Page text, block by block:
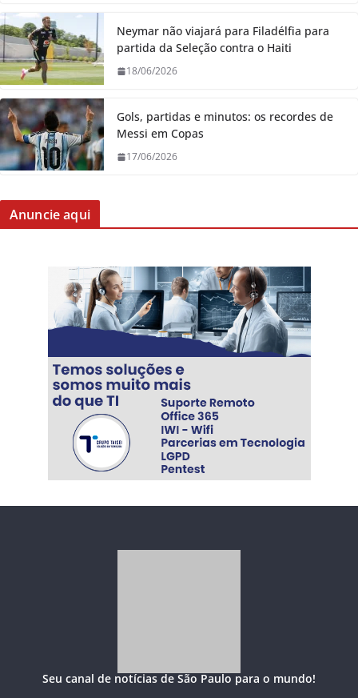
Neymar não viajará para Filadélfia para
partida da Seleção contra o Haiti
18/06/2026
Gols, partidas e minutos: os recordes de
Messi em Copas
17/06/2026
Anuncie aqui
Seu canal de notícias de São Paulo para o mundo!